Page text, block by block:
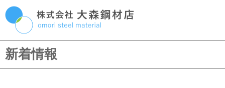
Skip
to
content
新着情報